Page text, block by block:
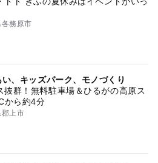
務原市
、キッズパーク、モノづくり
抜群！無料駐車場＆ひるがの高原ス
から約4分
上市